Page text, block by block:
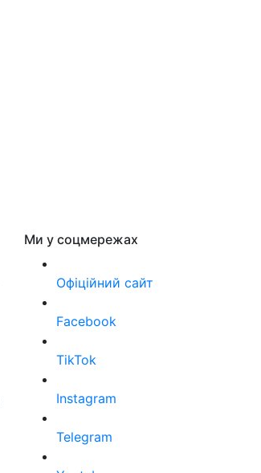
Ми у соцмережах
Офіційний сайт
Facebook
TikTok
Instagram
Telegram